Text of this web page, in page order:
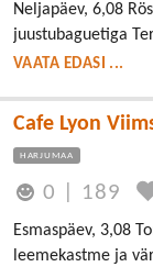
Neljapäev, 6,08
juustubaguetiga
VAATA EDASI ...
Cafe Lyon
HARJUMAA
0 189
Esmaspäev, 3,08
leemekastme ja